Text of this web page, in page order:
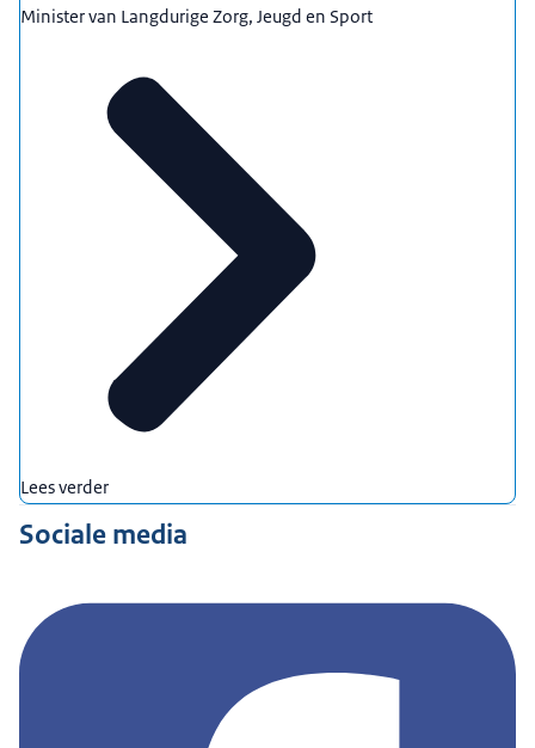
Minister van Langdurige Zorg, Jeugd en Sport
Lees verder
Sociale media